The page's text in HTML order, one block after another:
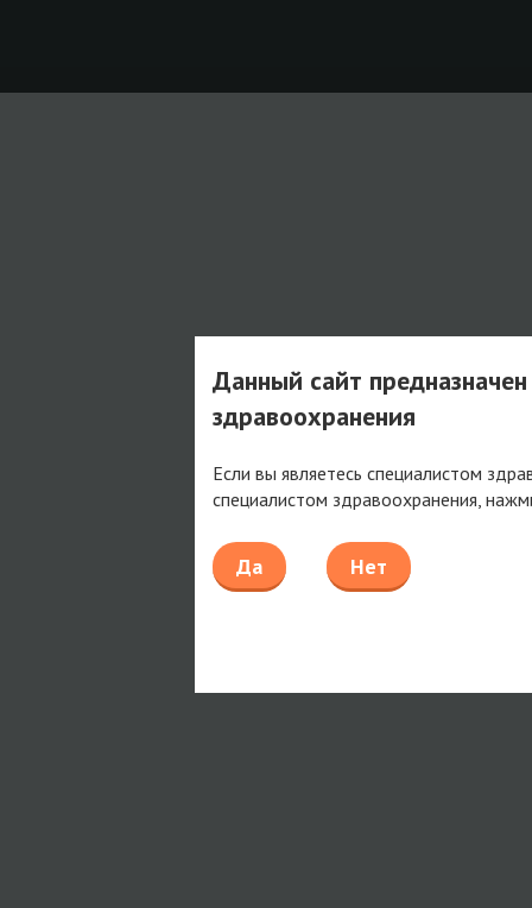
Данный сайт
здравоохранения
Если вы являетесь специалистом
специалистом здравоохранения,
Да Нет